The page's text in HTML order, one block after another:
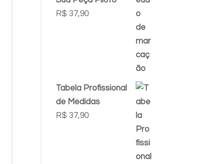
R$ 37,90
Tabela Profissional
de Medidas
R$ 37,90